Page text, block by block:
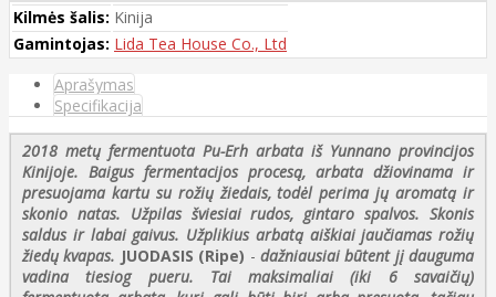
Kilmės šalis: Kinija
Gamintojas: Lida Tea House Co., Ltd
Aprašymas
Specifikacija
2018 metų fermentuota Pu-Erh arbata iš Yunnano provincijos
Kinijoje. Baigus fermentacijos procesą, arbata džiovinama ir
presuojama kartu su rožių žiedais, todėl perima jų aromatą ir
skonio natas. Užpilas šviesiai rudos, gintaro spalvos. Skonis
saldus ir labai gaivus. Užplikius arbatą aiškiai jaučiamas rožių
žiedų kvapas. JUODASIS (Ripe) - dažniausiai būtent jį dauguma
vadina tiesiog pueru. Tai maksimaliai (iki 6 savaičių)